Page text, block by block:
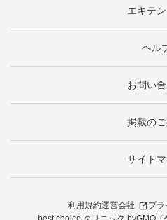
エキテ
ヘル
お問い
掲載の
サイト
利用規約運営会社
プラ